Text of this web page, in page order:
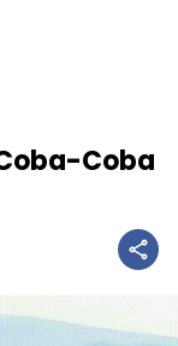
Coba